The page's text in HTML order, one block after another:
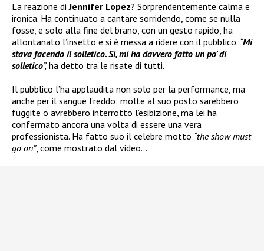
La reazione diJennifer Lopez? Sorprendentemente calma e
ironica. Ha continuato a cantare sorridendo, come se nulla
fosse, e solo alla fine del brano, con un gesto rapido, ha
allontanato l’insetto e si è messa a ridere con il pubblico. “Mi
stava facendo il solletico. Sì, mi ha davvero fatto un po’ di
solletico”, ha detto tra le risate di tutti.
Il pubblico l’ha applaudita non solo per la performance, ma
anche per il sangue freddo: molte al suo posto sarebbero
fuggite o avrebbero interrotto l’esibizione, ma lei ha
confermato ancora una volta di essere una vera
professionista. Ha fatto suo il celebre motto “the show must
go on”, come mostrato dal video…